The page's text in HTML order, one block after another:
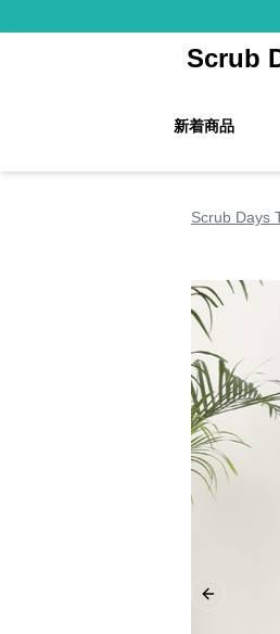
Scrub
新着商品
Scrub Days
Previous